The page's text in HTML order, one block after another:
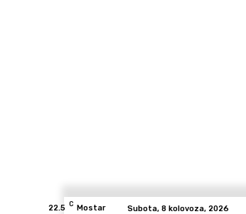
22.5 C Mostar Subota, 8 kolovoza, 2026